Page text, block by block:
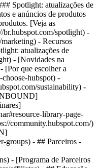
Spotlight: atualizações de
e anúncios de produtos
[Veja as
br.hubspot.com/spotlight) -
- Recursos
atualizações de
- [Novidades na
[Por que escolher a
hubspot) -
sustainability) -
library-page-
community.hubspot.com/)
groups) - ## Parceiros -
- [Programa de Parceiros